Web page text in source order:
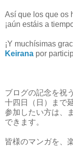
Así que los que os
¡aún estáis a
¡Y muchísimas
Keirana por
ブログの記念を祝
十四日（日）まで
参加したい方は、
できます。
皆様のマンガを、